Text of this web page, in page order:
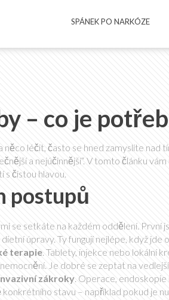
SPÁNEK PO NARKÓZE
– co je
léčit, často se hned zamyslíte nad
a nejúčinnější“. V tomto článku
s čistou hlavou.
postupů
se setkáte na každém oddělení. První
úpravy. Ty fungují nejlépe, když
terapie. Tablety, injekce nebo lokální
Je dobré se zeptat na
zákroky. Operace, endoskopie
konkrétního stavu – například pokud je